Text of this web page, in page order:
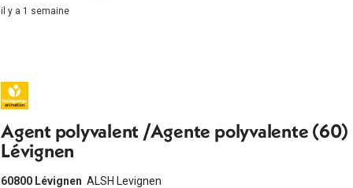
il y a 1 semaine
Agent polyvalent /Agente polyvalente (60)
Lévignen
60800 Lévignen ALSH Levignen